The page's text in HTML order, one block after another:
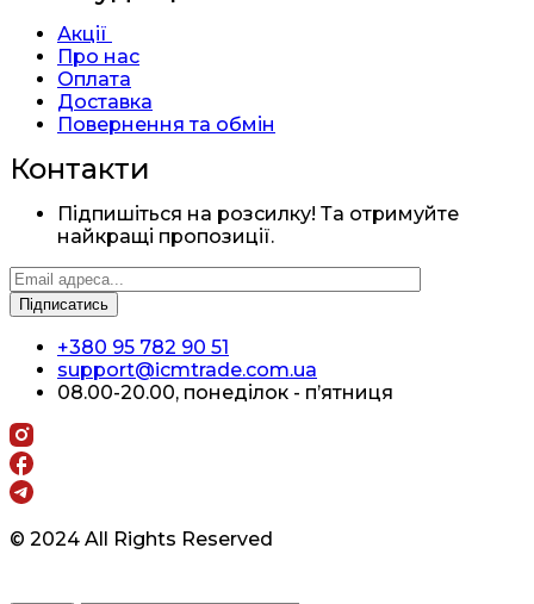
Акції
Про нас
Оплата
Доставка
Повернення та обмін
Контакти
Підпишіться на розсилку! Та отримуйте
найкращі пропозиції.
+380 95 782 90 51
support@icmtrade.com.ua
08.00-20.00, понеділок - п’ятниця
© 2024 All Rights Reserved